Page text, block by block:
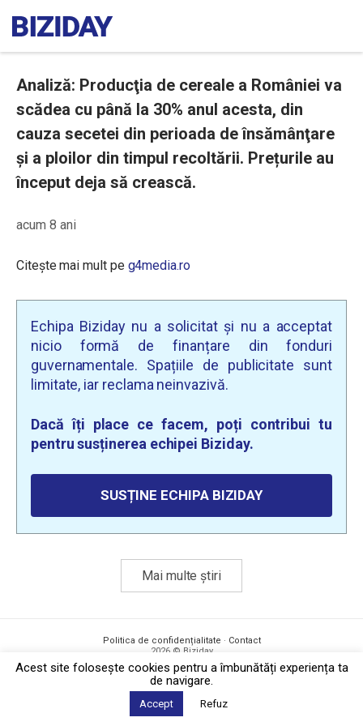
Analiză: Producţia de cereale a României va
scădea cu până la 30% anul acesta, din
cauza secetei din perioada de însămânţare
şi a ploilor din timpul recoltării. Prețurile au
început deja să crească.
acum 8 ani
Citește mai mult pe g4media.ro
Echipa Biziday nu a solicitat și nu a acceptat
nicio formă de finanțare din fonduri
guvernamentale. Spațiile de publicitate sunt
limitate, iar reclama neinvazivă.
Dacă îți place ce facem, poți contribui tu
pentru susținerea echipei Biziday.
SUSȚINE ECHIPA BIZIDAY
Mai multe știri
Politica de confidențialitate · Contact
2026 © Biziday
Acest site foloseşte cookies pentru a îmbunătăți experiența ta
de navigare.
Accept Refuz